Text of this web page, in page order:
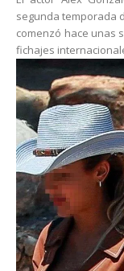
segunda temporada
comenzó hace unas
fichajes